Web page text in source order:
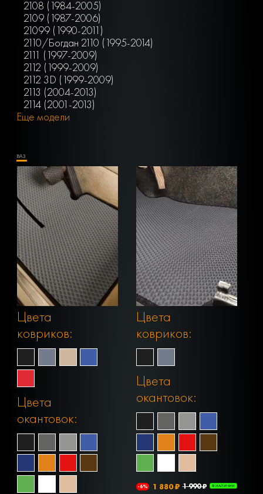
2108 (1984-2005)
2109 (1987-2006)
21099 (1990-2011)
2110/Богдан 2110 (1995-2014)
2111 (1997-2009)
2112 (1999-2009)
2112 3D (1999-2009)
2113 (2004-2013)
2114 (2001-2013)
Еще модели
ВАЗ
Цвета
ковриков:
Цвета
окантовок:
Цвета
ковриков:
Цвета
окантовок:
-6% 1 880 ₽ 1 990 ₽ В НАЛИЧИИ